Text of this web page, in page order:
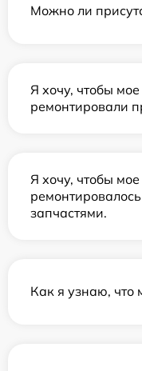
Можно ли
Я хочу, чтобы мое
ремонтировали
Я хочу, чтобы
запчастями.
Как я узнаю, что